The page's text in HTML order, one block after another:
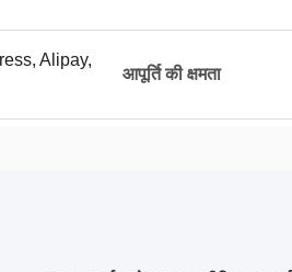
Alipay,
आपूर्ति की क्षमता